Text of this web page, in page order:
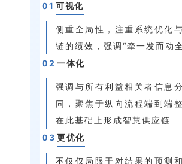
01 可视化
侧重全局性，注重系统优化
链的绩效，强调“牵一发而动
02 一体化
强调与所有利益相关者信息
同，聚焦于纵向流程端到端
在此基础上形成智慧供应链
03 更优化
不仅仅局限于对结果的预测